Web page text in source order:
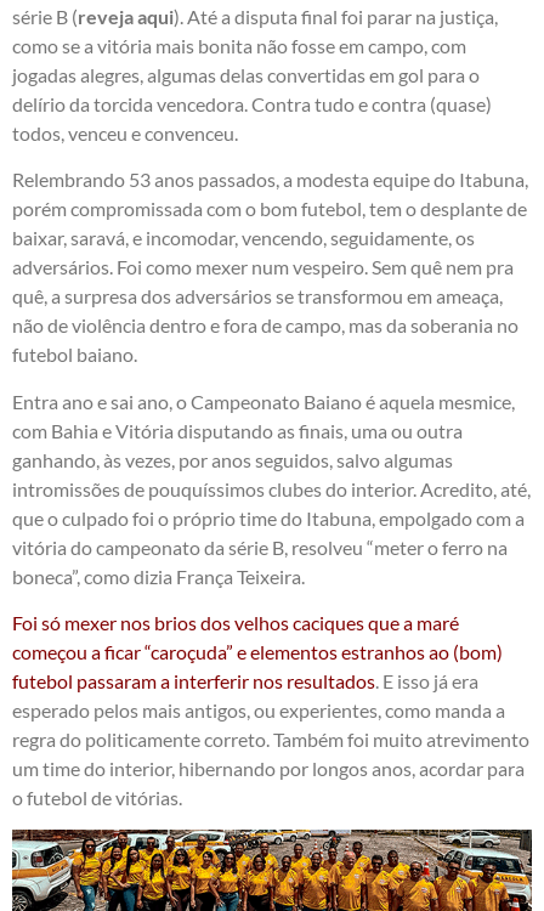
série B (reveja aqui). Até a disputa final foi parar na justiça,
como se a vitória mais bonita não fosse em campo, com
jogadas alegres, algumas delas convertidas em gol para o
delírio da torcida vencedora. Contra tudo e contra (quase)
todos, venceu e convenceu.
Relembrando 53 anos passados, a modesta equipe do Itabuna,
porém compromissada com o bom futebol, tem o desplante de
baixar, saravá, e incomodar, vencendo, seguidamente, os
adversários. Foi como mexer num vespeiro. Sem quê nem pra
quê, a surpresa dos adversários se transformou em ameaça,
não de violência dentro e fora de campo, mas da soberania no
futebol baiano.
Entra ano e sai ano, o Campeonato Baiano é aquela mesmice,
com Bahia e Vitória disputando as finais, uma ou outra
ganhando, às vezes, por anos seguidos, salvo algumas
intromissões de pouquíssimos clubes do interior. Acredito, até,
que o culpado foi o próprio time do Itabuna, empolgado com a
vitória do campeonato da série B, resolveu “meter o ferro na
boneca”, como dizia França Teixeira.
Foi só mexer nos brios dos velhos caciques que a maré
começou a ficar “caroçuda” e elementos estranhos ao (bom)
futebol passaram a interferir nos resultados. E isso já era
esperado pelos mais antigos, ou experientes, como manda a
regra do politicamente correto. Também foi muito atrevimento
um time do interior, hibernando por longos anos, acordar para
o futebol de vitórias.